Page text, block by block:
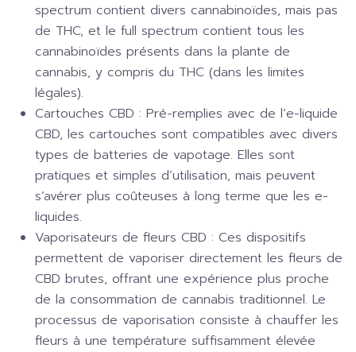
spectrum contient divers cannabinoïdes, mais pas
de THC, et le full spectrum contient tous les
cannabinoïdes présents dans la plante de
cannabis, y compris du THC (dans les limites
légales).
Cartouches CBD : Pré-remplies avec de l’e-liquide
CBD, les cartouches sont compatibles avec divers
types de batteries de vapotage. Elles sont
pratiques et simples d’utilisation, mais peuvent
s’avérer plus coûteuses à long terme que les e-
liquides.
Vaporisateurs de fleurs CBD : Ces dispositifs
permettent de vaporiser directement les fleurs de
CBD brutes, offrant une expérience plus proche
de la consommation de cannabis traditionnel. Le
processus de vaporisation consiste à chauffer les
fleurs à une température suffisamment élevée